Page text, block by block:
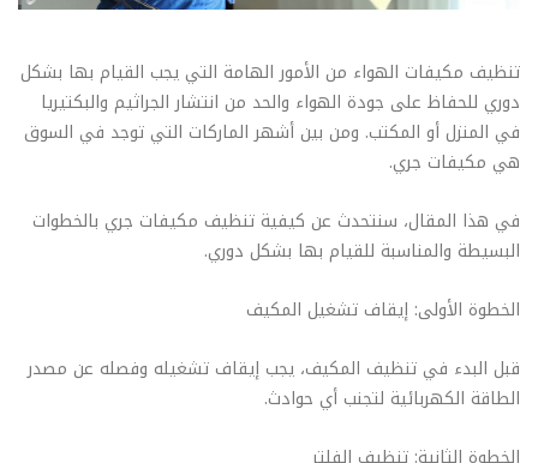
تنظيف مكيفات الهواء من الأمور الهامة التي يجب القيام بها بشكل
دوري للحفاظ على جودة الهواء والحد من انتشار الجراثيم والبكتيريا
في المنزل أو المكتب. ومن بين أشهر الماركات التي توجد في السوق
هي مكيفات جري.
في هذا المقال، سنتحدث عن كيفية تنظيف مكيفات جري بالخطوات
البسيطة والمناسبة للقيام بها بشكل دوري.
الخطوة الأولى: إيقاف تشغيل المكيف
قبل البدء في تنظيف المكيف، يجب إيقاف تشغيله وفصله عن مصدر
الطاقة الكهربائية لتجنب أي حوادث.